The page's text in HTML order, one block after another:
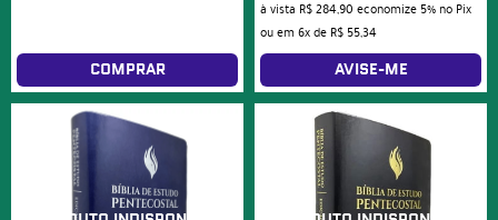
COMPRAR
à vista R$ 284,90 economize 5% no Pix
ou em 6xde R$ 55,34
AVISE-ME